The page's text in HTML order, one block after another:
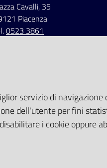
Cavalli, 35
Piacenza
0523 3861
servizio di
dell'utente per fini
i cookie oppure